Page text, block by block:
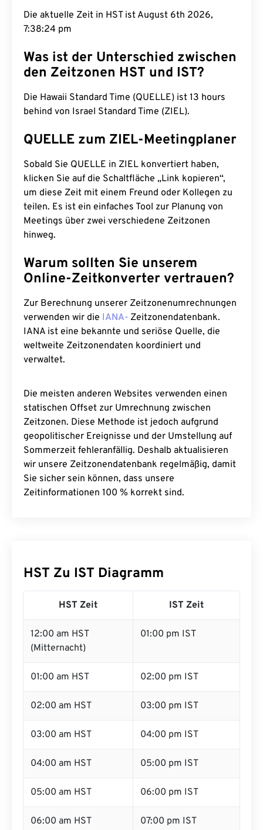
Die aktuelle Zeit in HST ist August 6th 2026,
7:38:25 pm
Was ist der Unterschied zwischen
den Zeitzonen HST und IST?
Die Hawaii Standard Time (QUELLE) ist 13 hours
behind von Israel Standard Time (ZIEL).
QUELLE zum ZIEL-Meetingplaner
Sobald Sie QUELLE in ZIEL konvertiert haben,
klicken Sie auf die Schaltfläche „Link kopieren“,
um diese Zeit mit einem Freund oder Kollegen zu
teilen. Es ist ein einfaches Tool zur Planung von
Meetings über zwei verschiedene Zeitzonen
hinweg.
Warum sollten Sie unserem
Online-Zeitkonverter vertrauen?
Zur Berechnung unserer Zeitzonenumrechnungen
verwenden wir die IANA- Zeitzonendatenbank.
IANA ist eine bekannte und seriöse Quelle, die
weltweite Zeitzonendaten koordiniert und
verwaltet.
Die meisten anderen Websites verwenden einen
statischen Offset zur Umrechnung zwischen
Zeitzonen. Diese Methode ist jedoch aufgrund
geopolitischer Ereignisse und der Umstellung auf
Sommerzeit fehleranfällig. Deshalb aktualisieren
wir unsere Zeitzonendatenbank regelmäßig, damit
Sie sicher sein können, dass unsere
Zeitinformationen 100 % korrekt sind.
HST Zu IST Diagramm
HST Zeit IST Zeit
12:00 am HST
(Mitternacht)
01:00 pm IST
01:00 am HST 02:00 pm IST
02:00 am HST 03:00 pm IST
03:00 am HST 04:00 pm IST
04:00 am HST 05:00 pm IST
05:00 am HST 06:00 pm IST
06:00 am HST 07:00 pm IST